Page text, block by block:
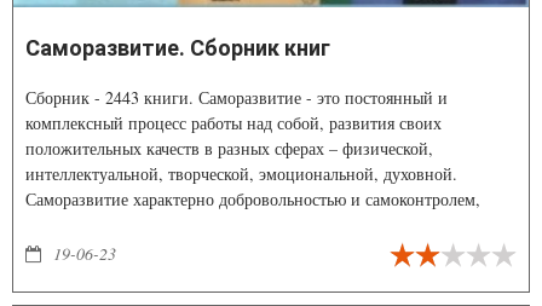
Саморазвитие. Сборник книг
Сборник - 2443 книги. Саморазвитие - это постоянный и
комплексный процесс работы над собой, развития своих
положительных качеств в разных сферах – физической,
интеллектуальной, творческой, эмоциональной, духовной.
Саморазвитие характерно добровольностью и самоконтролем,
практике безо всякого принуждения извне.
19-06-23